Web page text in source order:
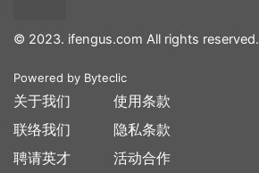
© 2023. ifengus.com All rights reserved.
Powered by Byteclic
关于我们
联络我们
聘请英才
使用条款
隐私条款
活动合作